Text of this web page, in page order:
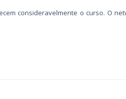
consideravelmente o curso. O